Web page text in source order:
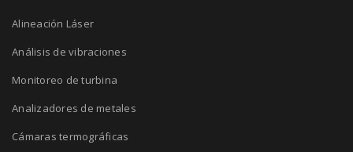
Alineación Láser
Análisis de vibraciones
Monitoreo de turbina
Analizadores de metales
Cámaras termográficas